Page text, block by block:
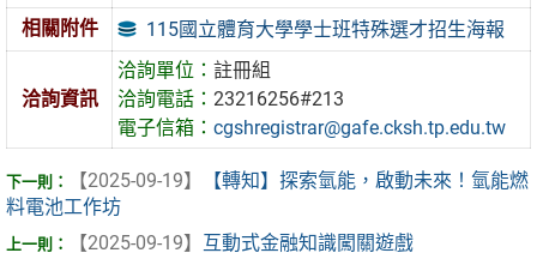
相關附件
115國立體育大學學士班特殊選才招生海報
洽詢資訊
洽詢單位：註冊組
洽詢電話：23216256#213
電子信箱：cgshregistrar@gafe.cksh.tp.edu.tw
【2025-09-19】
【轉知】探索氫能，啟動未來！氫能燃
料電池工作坊
【2025-09-19】 互動式金融知識闖關遊戲